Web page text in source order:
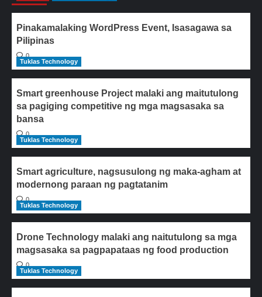
Pinakamalaking WordPress Event, Isasagawa sa
Pilipinas
0
Tuklas Technology
Smart greenhouse Project malaki ang maitutulong
sa pagiging competitive ng mga magsasaka sa
bansa
0
Tuklas Technology
Smart agriculture, nagsusulong ng maka-agham at
modernong paraan ng pagtatanim
0
Tuklas Technology
Drone Technology malaki ang naitutulong sa mga
magsasaka sa pagpapataas ng food production
0
Tuklas Technology